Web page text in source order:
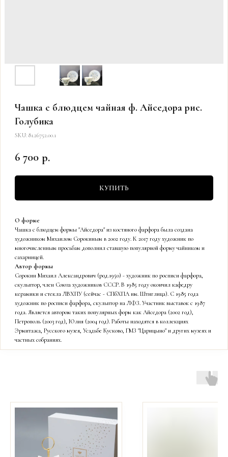
Чашка с блюдцем чайная ф. Айседора рис.
Голубика
SKU: 81.26752.00.1
6 700 р.
КУПИТЬ
О форме
Чашка с блюдцем формы "Айседора" из костяного фарфора была создана
художником Михаилом Сорокиным в 2002 году. К 2017 году художник по
многочисленным просьбам дополнил ставшую популярной форму чайником и
сахарницей.
Автор формы
Сорокин Михаил Александрович (род.1950) - художник по росписи фарфора,
скульптор, член Союза художников СССР. В 1985 году окончил кафедру
керамики и стекла ЛВХПУ (сейчас - СПбХПА им. Штиглица). С 1985 года
художник по росписи фарфора, скульптор на ЛФЗ. Участник выставок с 1987
года. Является автором таких популярных форм как Айседора (2002 год),
Петрополь (2003 год), Юлия (2004 год). Работы находятся в коллекциях
Эрмитажа, Русского музея, Усадьбе Кусково, ГМЗ "Царицыно" и других музеях и
частных собраниях.